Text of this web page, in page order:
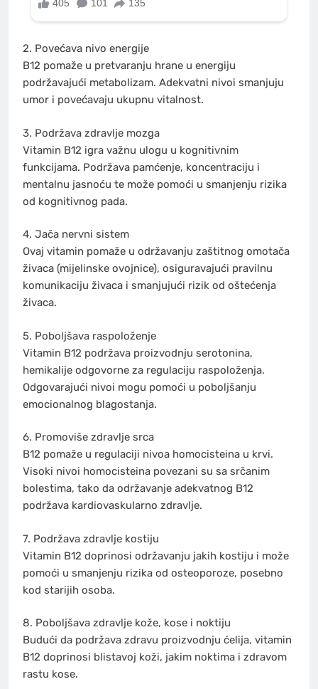
2. Povećava nivo energije
B12 pomaže u pretvaranju hrane u energiju
podržavajući metabolizam. Adekvatni nivoi smanjuju
umor i povećavaju ukupnu vitalnost.
3. Podržava zdravlje mozga
Vitamin B12 igra važnu ulogu u kognitivnim
funkcijama. Podržava pamćenje, koncentraciju i
mentalnu jasnoću te može pomoći u smanjenju rizika
od kognitivnog pada.
4. Jača nervni sistem
Ovaj vitamin pomaže u održavanju zaštitnog omotača
živaca (mijelinske ovojnice), osiguravajući pravilnu
komunikaciju živaca i smanjujući rizik od oštećenja
živaca.
5. Poboljšava raspoloženje
Vitamin B12 podržava proizvodnju serotonina,
hemikalije odgovorne za regulaciju raspoloženja.
Odgovarajući nivoi mogu pomoći u poboljšanju
emocionalnog blagostanja.
6. Promoviše zdravlje srca
B12 pomaže u regulaciji nivoa homocisteina u krvi.
Visoki nivoi homocisteina povezani su sa srčanim
bolestima, tako da održavanje adekvatnog B12
podržava kardiovaskularno zdravlje.
7. Podržava zdravlje kostiju
Vitamin B12 doprinosi održavanju jakih kostiju i može
pomoći u smanjenju rizika od osteoporoze, posebno
kod starijih osoba.
8. Poboljšava zdravlje kože, kose i noktiju
Budući da podržava zdravu proizvodnju ćelija, vitamin
B12 doprinosi blistavoj koži, jakim noktima i zdravom
rastu kose.